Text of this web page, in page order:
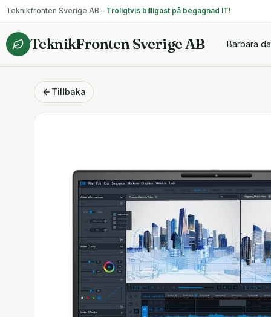
Teknikfronten Sverige AB – Troligtvis billigast på begagnad IT!
TeknikFronten Sverige AB Bärbara
Tillbaka